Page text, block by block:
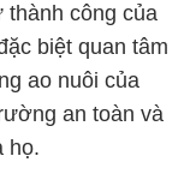
thành công của
biệt quan tâm
ao nuôi của
an toàn và
họ.